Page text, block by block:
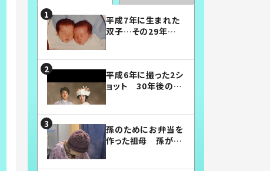
平成7年に生まれた
双子…その29年後
平成6年に撮った2シ
ョット 30年後の姿
孫のためにお弁当を
作った祖母 孫が絶